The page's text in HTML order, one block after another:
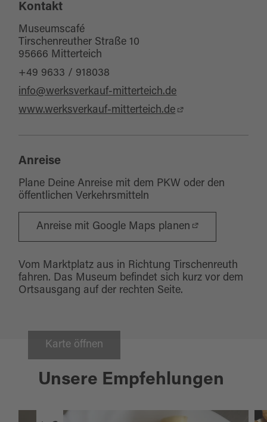
Sitzplätze Außenbereich:
Karte öffnen
Kontakt
Museumscafé
Tirschenreuther Straße 10
95666 Mitterteich
+49 9633 / 918038
info@werksverkauf-mitterteich.de
www.werksverkauf-mitterteich.de
Anreise
Plane Deine Anreise mit dem PKW oder den
öffentlichen Verkehrsmitteln
Anreise mit Google Maps planen
Vom Marktplatz aus in Richtung Tirschenreuth
fahren. Das Museum befindet sich kurz vor dem
Ortsausgang auf der rechten Seite.
Unsere Empfehlungen